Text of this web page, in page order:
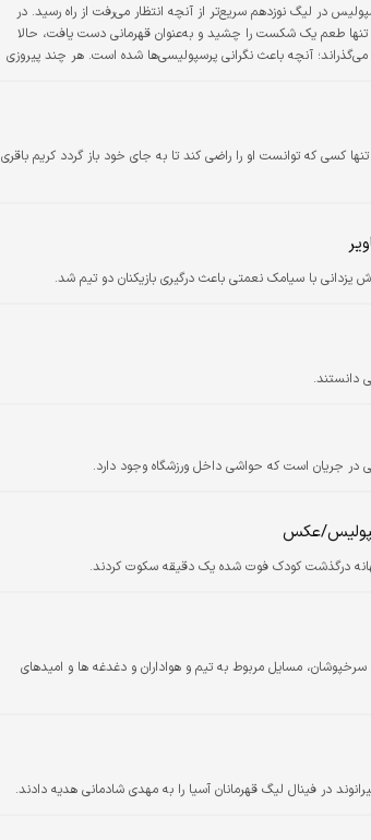
در لیگ نوزدهم سریع‌تر از آنچه انتظار می‌رفت از راه رسید. در
طعم یک شکست را چشید و به‌عنوان قهرمانی دست یافت، حالا
ظرف پنج بازی، دو باخت را از سر می‌گذراند؛ آنچه باعث نگرانی پرسپولیسی‌ها شده است. هر چند پیروزی
کسی که توانست او را راضی کند تا به جای خود باز گردد کریم باقری
یزدانی با سیامک نعمتی باعث درگیری بازیکنان دو تیم شد.
دانستند.
عکس
بهانه درگذشت کودک فوت شده یک دقیقه سکوت کردند.
مسایل مربوط به تیم و هواداران و دغدغه ها و امیدهای
در فینال لیگ قهرمانان آسیا را به مهدی شادمانی هدیه دادند.